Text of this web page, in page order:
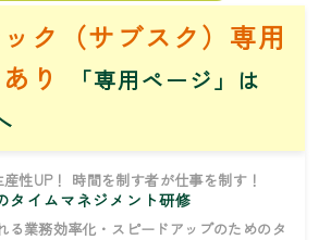
ク（サブスク）専用
り
「専用ページ」は
性UP！ 時間を制す者が仕事を制す！
タイムマネジメント研修
る業務効率化・スピードアップのためのタ